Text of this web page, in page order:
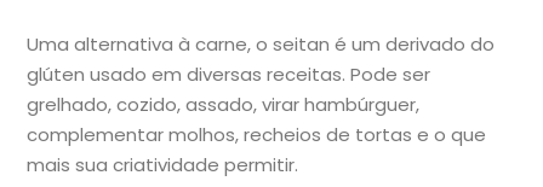
Uma alternativa à carne, o seitan é um derivado do
glúten usado em diversas receitas. Pode ser
grelhado, cozido, assado, virar hambúrguer,
complementar molhos, recheios de tortas e o que
mais sua criatividade permitir.